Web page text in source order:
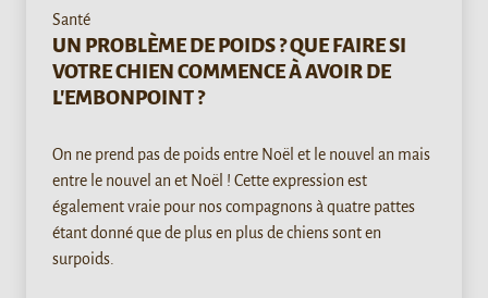
Santé
UN PROBLÈME DE POIDS ? QUE FAIRE SI
VOTRE CHIEN COMMENCE À AVOIR DE
L'EMBONPOINT ?
On ne prend pas de poids entre Noël et le nouvel an mais
entre le nouvel an et Noël ! Cette expression est
également vraie pour nos compagnons à quatre pattes
étant donné que de plus en plus de chiens sont en
surpoids.